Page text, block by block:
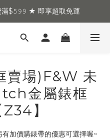
$𝟻𝟿𝟿 ★ 即享超取免運
賣場)F&W 未
金屬錶框
】
加價購錶帶的優惠可選擇喔~